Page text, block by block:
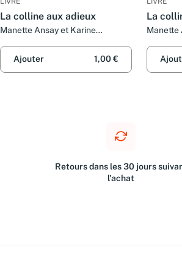
La colline aux adieux
Manette Ansay et Karine
Ajouter
1,00 €
La
Manette
Retours dans les 30 jours
l'achat